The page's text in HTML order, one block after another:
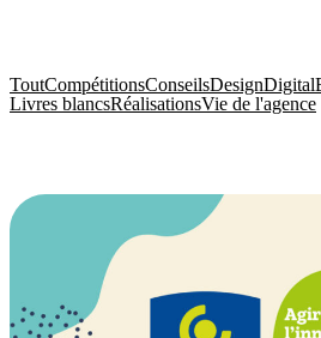
ToutCompétitionsConseilsDesignDigital
Livres blancsRéalisationsVie de l'agence